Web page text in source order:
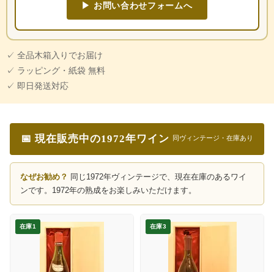
▶ お問い合わせフォームへ
✓ 全品木箱入りでお届け
✓ ラッピング・紙袋 無料
✓ 即日発送対応
📅 現在販売中の1972年ワイン 同ヴィンテージ・在庫あり
なぜお勧め？ 同じ1972年ヴィンテージで、現在在庫のあるワイ
ンです。1972年の熟成をお楽しみいただけます。
在庫1 在庫3